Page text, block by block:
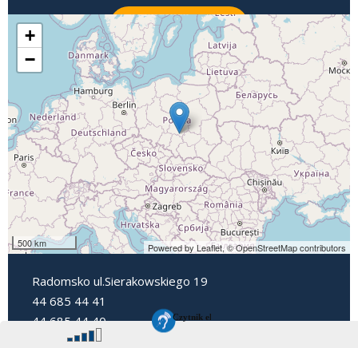
ZADZWOŃ
+
−
500 km Powered by Leaflet,© OpenStreetMap contributors
Radomsko ul.Sierakowskiego 19
44 685 44 41
44 685 44 40
dyrektorpp3@radomsko.pl